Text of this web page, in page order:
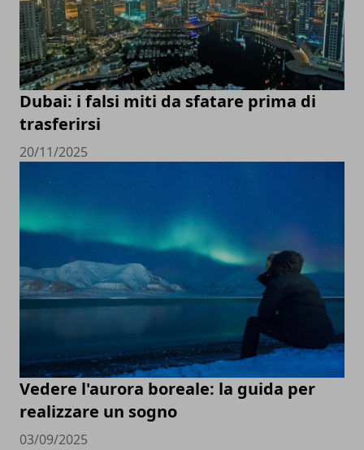
Dubai: i falsi miti da sfatare prima di
trasferirsi
20/11/2025
Vedere l'aurora boreale: la guida per
realizzare un sogno
03/09/2025